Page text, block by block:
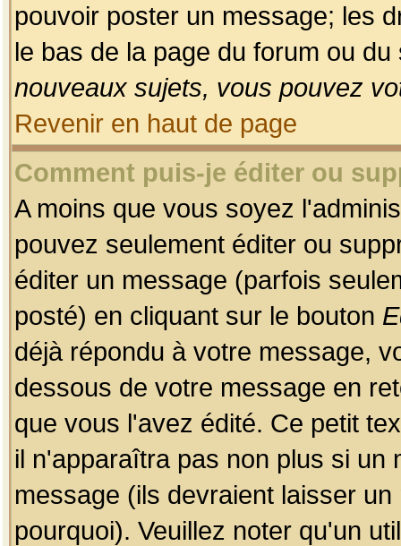
pouvoir poster un message; les
le bas de la page du forum ou
nouveaux sujets, vous pouvez
Revenir en haut de page
Comment puis-je éditer ou
A moins que vous soyez
pouvez seulement éditer ou
éditer un message (parfois
posté) en cliquant sur le bouton
déjà répondu à votre message,
dessous de votre message en
que vous l'avez édité. Ce petit
il n'apparaîtra pas non plus si un
message (ils devraient laisser
pourquoi). Veuillez noter qu'un